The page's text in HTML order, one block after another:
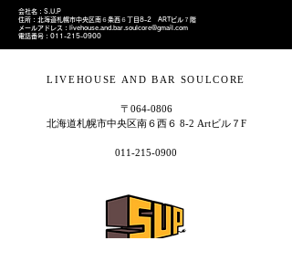
会社名：S.U.P
住所：北海道札幌市中央区南６条西６丁目8-2 ARTビル７階
メールアドレス：livehouse.and.bar.soulcore@gmail.com
電話番号：011-215-0900
LIVEHOUSE AND BAR SOULCORE
〒064-0806
北海道札幌市中央区南６西６ 8-2 Artビル７F
011-215-0900